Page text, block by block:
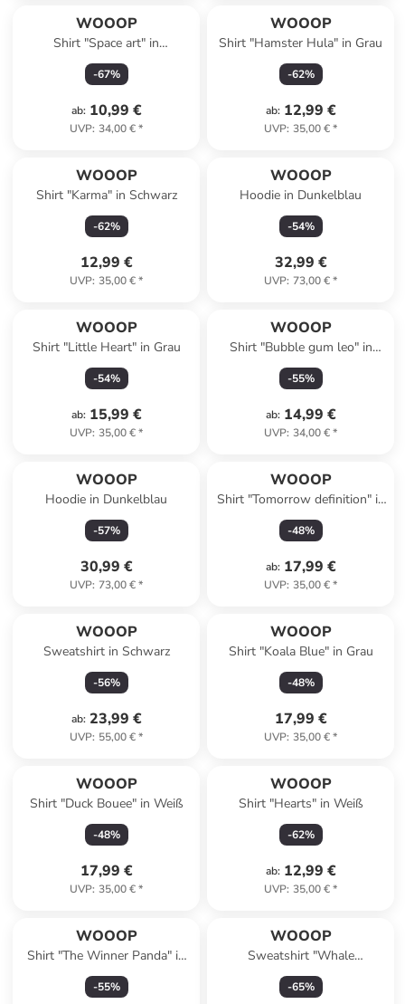
WOOOP
Shirt "Space art" in
Dunkelblau
-67%
ab: 10,99 €
UVP: 34,00 €*
WOOOP
Shirt "Hamster Hula" in Grau
-62%
ab: 12,99 €
UVP: 35,00 €*
WOOOP
Shirt "Karma" in Schwarz
-62%
12,99 €
UVP: 35,00 €*
WOOOP
Hoodie in Dunkelblau
-54%
32,99 €
UVP: 73,00 €*
WOOOP
Shirt "Little Heart" in Grau
-54%
ab: 15,99 €
UVP: 35,00 €*
WOOOP
Shirt "Bubble gum leo" in
Dunkelblau
-55%
ab: 14,99 €
UVP: 34,00 €*
WOOOP
Hoodie in Dunkelblau
-57%
30,99 €
UVP: 73,00 €*
WOOOP
Shirt "Tomorrow definition" in
Weiß
-48%
ab: 17,99 €
UVP: 35,00 €*
WOOOP
Sweatshirt in Schwarz
-56%
ab: 23,99 €
UVP: 55,00 €*
WOOOP
Shirt "Koala Blue" in Grau
-48%
17,99 €
UVP: 35,00 €*
WOOOP
Shirt "Duck Bouee" in Weiß
-48%
17,99 €
UVP: 35,00 €*
WOOOP
Shirt "Hearts" in Weiß
-62%
ab: 12,99 €
UVP: 35,00 €*
WOOOP
Shirt "The Winner Panda" in
Weiß
-55%
WOOOP
Sweatshirt "Whale
Constellation" in Dunkelblau
-65%